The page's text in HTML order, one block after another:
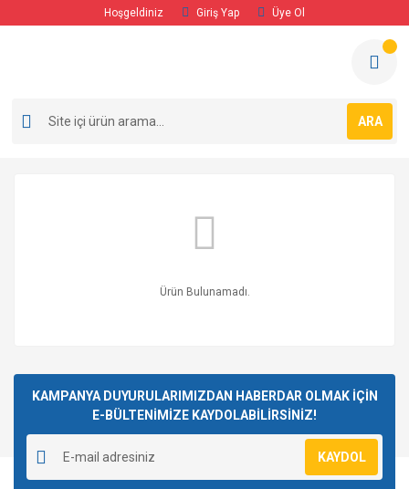
Hoşgeldiniz Giriş Yap Üye Ol
ARA
Ürün Bulunamadı.
KAMPANYA DUYURULARIMIZDAN HABERDAR OLMAK İÇİN
E-BÜLTENİMİZE KAYDOLABİLİRSİNİZ!
KAYDOL